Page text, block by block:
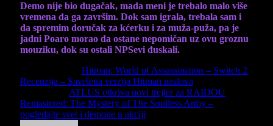
Demo nije bio dugačak, mada meni je trebalo malo više
vremena da ga završim. Dok sam igrala, trebala sam i
da spremim doručak za kćerku i za muža-puža, pa je
jadni Poaro morao da ostane nepomičan uz ovu groznu
mouziku, dok su ostali NPSevi đuskali.
Hitman: World of Assassination – Switch 2
Recenzija – Savršena verzija Hitman naslova
ATLUS otkriva novi trejler za RAIDOU
Remastered: The Mystery of The Soulless Army –
pogledajte svet i demone u akciji